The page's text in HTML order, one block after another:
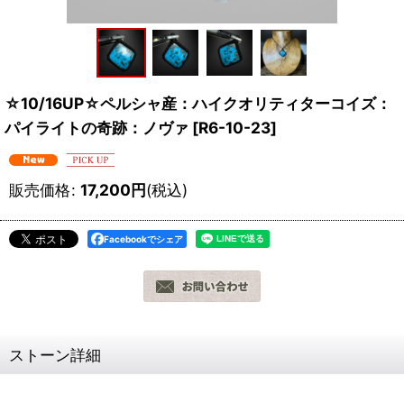
☆10/16UP☆ペルシャ産：ハイクオリティターコイズ：
パイライトの奇跡：ノヴァ [R6-10-23]
販売価格: 17,200円(税込)
Facebookでシェア
ストーン詳細